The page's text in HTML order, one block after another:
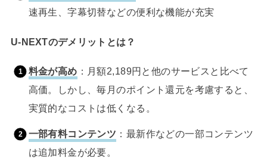
速再生、字幕切替などの便利な機能が充実
U-NEXTのデメリットとは？
料金が高め ：月額2,189円と他のサービスと比べて
高価。しかし、毎月のポイント還元を考慮すると、
実質的なコストは低くなる。
一部有料コンテンツ ：最新作などの一部コンテンツ
は追加料金が必要。